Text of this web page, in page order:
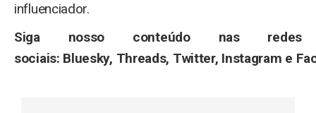
influenciador.
Siga nosso conteúdo nas redes
sociais: Bluesky, Threads, Twitter, Instagram e